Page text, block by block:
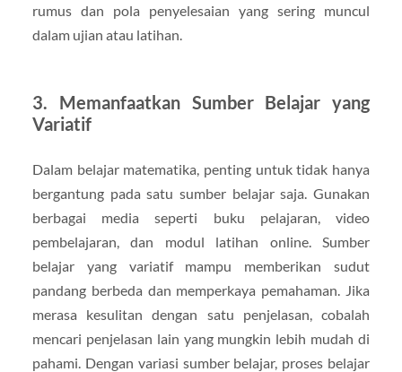
rumus dan pola penyelesaian yang sering muncul
dalam ujian atau latihan.
3. Memanfaatkan Sumber Belajar yang
Variatif
Dalam belajar matematika, penting untuk tidak hanya
bergantung pada satu sumber belajar saja. Gunakan
berbagai media seperti buku pelajaran, video
pembelajaran, dan modul latihan online. Sumber
belajar yang variatif mampu memberikan sudut
pandang berbeda dan memperkaya pemahaman. Jika
merasa kesulitan dengan satu penjelasan, cobalah
mencari penjelasan lain yang mungkin lebih mudah di
pahami. Dengan variasi sumber belajar, proses belajar